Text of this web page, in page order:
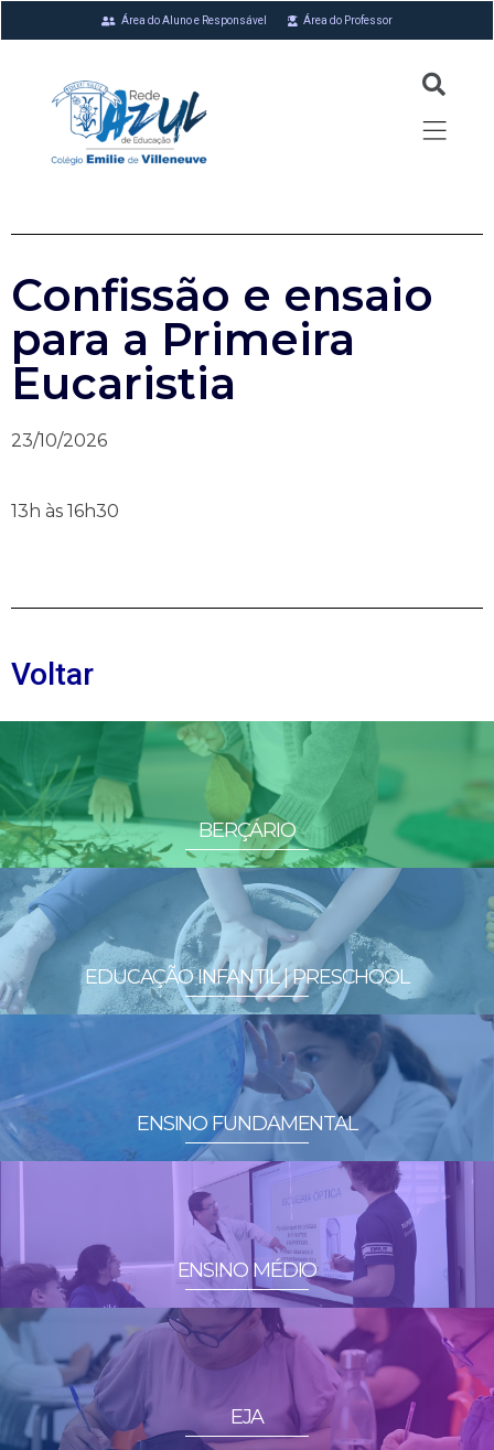
Área do Aluno e Responsável Área do Professor
Confissão e ensaio
para a Primeira
Eucaristia
23/10/2026
13h às 16h30
Voltar
BERÇÁRIO
EDUCAÇÃO INFANTIL | PRESCHOOL
ENSINO FUNDAMENTAL
ENSINO MÉDIO
EJA